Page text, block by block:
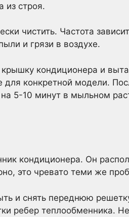
из строя.
чистить. Частота
и грязи в воздухе.
кондиционера и
для конкретной модели.
5-10 минут в мыльном
кондиционера. Он
это чревато теми же
и снять переднюю
ребер теплообменника.